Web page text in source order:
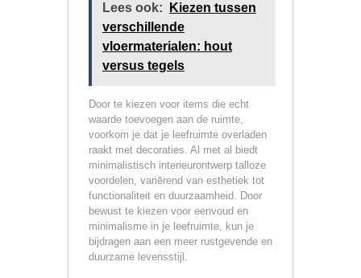
Lees ook:
Kiezen tussen
verschillende
vloermaterialen: hout
versus tegels
Door te kiezen voor items die echt
waarde toevoegen aan de ruimte,
voorkom je dat je leefruimte overladen
raakt met decoraties. Al met al biedt
minimalistisch interieurontwerp talloze
voordelen, variërend van esthetiek tot
functionaliteit en duurzaamheid. Door
bewust te kiezen voor eenvoud en
minimalisme in je leefruimte, kun je
bijdragen aan een meer rustgevende en
duurzame levensstijl.